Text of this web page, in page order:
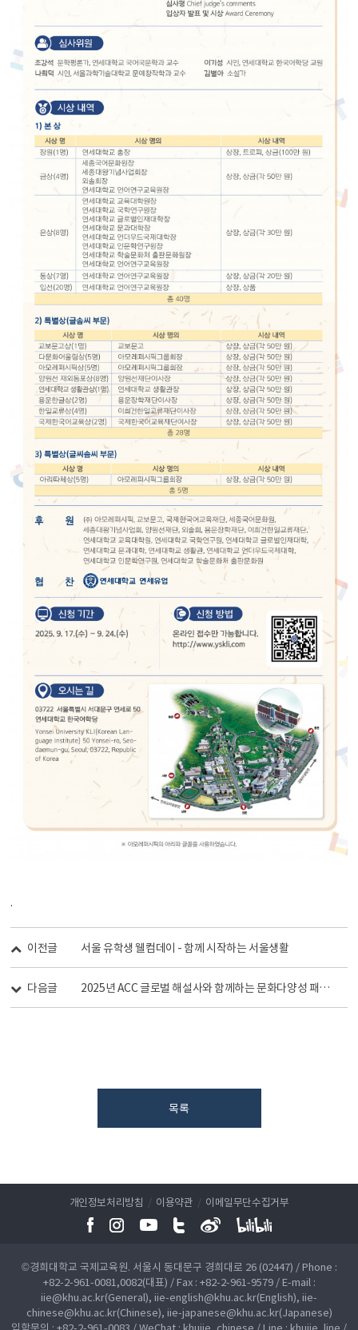
.
이전글 서울 유학생 웰컴데이 - 함께 시작하는 서울생활
다음글 2025년 ACC 글로벌 해설사와 함께하는 문화다양성 패밀리데이
목록
개인정보처리방침 / 이용약관 / 이메일무단수집거부
©경희대학교 국제교육원. 서울시 동대문구 경희대로 26 (02447) / Phone :
+82-2-961-0081,0082(대표) / Fax : +82-2-961-9579 / E-mail :
iie@khu.ac.kr(General), iie-english@khu.ac.kr(English), iie-
chinese@khu.ac.kr(Chinese), iie-japanese@khu.ac.kr(Japanese)